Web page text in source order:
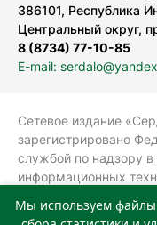
386101, Республика
Центральный округ,
8 (8734) 77-10-85
E-mail:
Сетевое издание
зарегистрировано
службой по надзору в
информационных
(Роскомнадзор).
Мы используем файлы